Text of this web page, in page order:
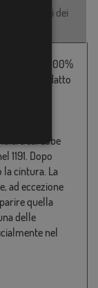
Recensioni dei
poliestere 100%
adatto
sarebbe
1191. Dopo
la cintura. La
ad eccezione
quella
delle
nel